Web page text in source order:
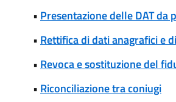
• Presentazione delle DAT da
• Rettifica di dati anagrafici e
• Revoca e sostituzione del
• Riconciliazione tra coniugi